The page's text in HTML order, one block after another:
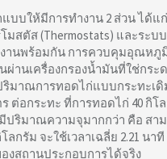
ให้มีการทำงาน 2 ส่วน ได้แ
ส (Thermostats) และระบ
านพร้อมกัน การควบคุมอุณห
นเครื่องกรองน้ำมันที่ใช่กระ
าณการทอดไก่แบบกระทะเ
ต่อกระทะ ที่การทอดไก่ 40 กิ
มาณความจุมากกว่า คือ สา
รัม จะใช้เวลาเฉลี่ย 2.21 น
งสถานประกอบการได้จริง